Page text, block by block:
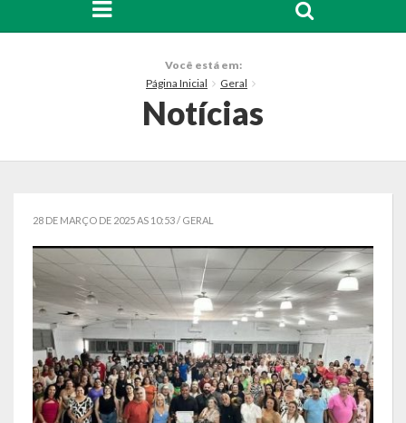
Governo
Administração
Administrações Anteriores
Secretarias
Estrutura e Competências
Educação e Cultura
Você está em:
Página Inicial
Geral
Notícias
28 DE MARÇO DE 2025 AS 10:53 / GERAL